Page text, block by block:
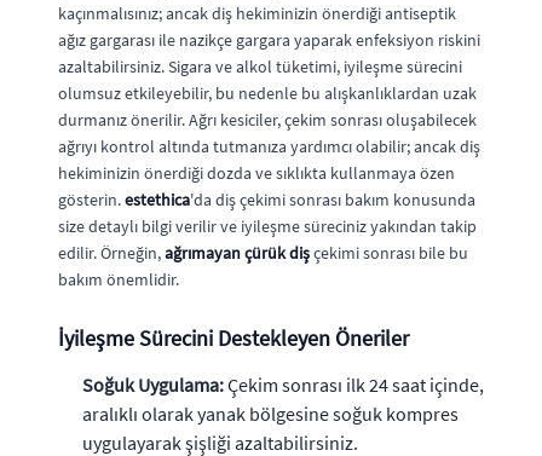
kaçınmalısınız; ancak diş hekiminizin önerdiği antiseptik
ağız gargarası ile nazikçe gargara yaparak enfeksiyon riskini
azaltabilirsiniz. Sigara ve alkol tüketimi, iyileşme sürecini
olumsuz etkileyebilir, bu nedenle bu alışkanlıklardan uzak
durmanız önerilir. Ağrı kesiciler, çekim sonrası oluşabilecek
ağrıyı kontrol altında tutmanıza yardımcı olabilir; ancak diş
hekiminizin önerdiği dozda ve sıklıkta kullanmaya özen
gösterin.estethica'da diş çekimi sonrası bakım konusunda
size detaylı bilgi verilir ve iyileşme süreciniz yakından takip
edilir. Örneğin,ağrımayan çürük dişçekimi sonrası bile bu
bakım önemlidir.
İyileşme Sürecini Destekleyen Öneriler
Soğuk Uygulama:Çekim sonrası ilk 24 saat içinde,
aralıklı olarak yanak bölgesine soğuk kompres
uygulayarak şişliği azaltabilirsiniz.